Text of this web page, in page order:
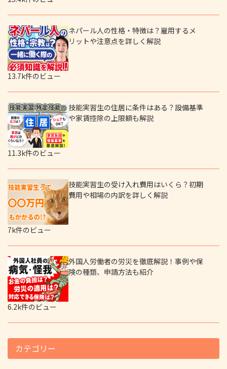
ネパール人の性格・特徴は？雇用するメ
リットや注意点を詳しく解説
13.7k件のビュー
技能実習生の住居に条件はある？設備基準
や家賃控除の上限額も解説
11.3k件のビュー
技能実習生の受け入れ費用はいくら？初期
費用や相場の内訳を詳しく解説
7k件のビュー
外国人労働者の労災を徹底解説！事例や保
険の種類、申請方法も紹介
6.2k件のビュー
カテゴリー